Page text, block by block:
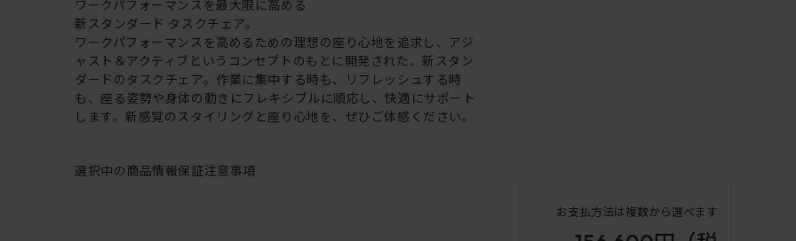
ワークパフォーマンスを最大限に高める
新スタンダード タスクチェア。
ワークパフォーマンスを高めるための理想の座り心地を追求し、アジ
ャスト＆アクティブというコンセプトのもとに開発された、新スタン
ダードのタスクチェア。作業に集中する時も、リフレッシュする時
も、座る姿勢や身体の動きにフレキシブルに順応し、快適にサポート
します。新感覚のスタイリングと座り心地を、ぜひご体感ください。
選択中の商品情報保証注意事項
お支払方法は複数から選べます